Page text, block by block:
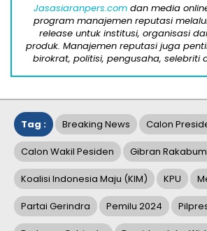
Jasasiaranpers.com dan media
program manajemen reputasi
release untuk institusi, organisasi
produk. Manajemen reputasi juga
birokrat, politisi, pengusaha, selebriti
Tag : Breaking News Calon
Calon Wakil Pesiden Gibran
Koalisi Indonesia Maju (KIM) KPU
Partai Gerindra Pemilu 2024